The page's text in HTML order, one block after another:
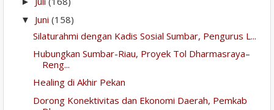
▼ Juni (158)
Silaturahmi dengan Kadis Sosial Sumbar, Pengurus L...
Hubungkan Sumbar-Riau, Proyek Tol Dharmasraya–
Reng...
Healing di Akhir Pekan
Dorong Konektivitas dan Ekonomi Daerah, Pemkab